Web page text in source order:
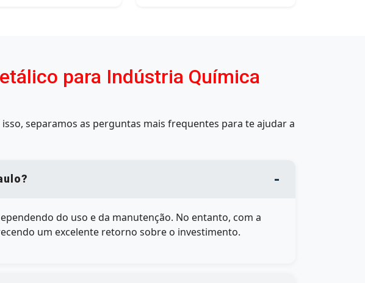
para Indústria Química
separamos as perguntas mais frequentes para te ajudar a
do uso e da manutenção. No entanto, com a
um excelente retorno sobre o investimento.